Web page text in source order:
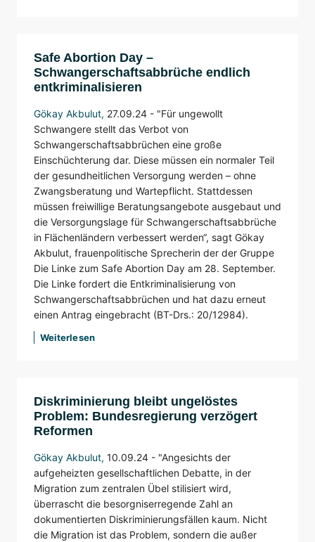
Safe Abortion Day –
Schwangerschaftsabbrüche endlich
entkriminalisieren
Gökay Akbulut, 27.09.24 - "Für ungewollt
Schwangere stellt das Verbot von
Schwangerschaftsabbrüchen eine große
Einschüchterung dar. Diese müssen ein normaler Teil
der gesundheitlichen Versorgung werden – ohne
Zwangsberatung und Wartepflicht. Stattdessen
müssen freiwillige Beratungsangebote ausgebaut und
die Versorgungslage für Schwangerschaftsabbrüche
in Flächenländern verbessert werden“, sagt Gökay
Akbulut, frauenpolitische Sprecherin der der Gruppe
Die Linke zum Safe Abortion Day am 28. September.
Die Linke fordert die Entkriminalisierung von
Schwangerschaftsabbrüchen und hat dazu erneut
einen Antrag eingebracht (BT-Drs.: 20/12984).
Weiterlesen
Diskriminierung bleibt ungelöstes
Problem: Bundesregierung verzögert
Reformen
Gökay Akbulut, 10.09.24 - "Angesichts der
aufgeheizten gesellschaftlichen Debatte, in der
Migration zum zentralen Übel stilisiert wird,
überrascht die besorgniserregende Zahl an
dokumentierten Diskriminierungsfällen kaum. Nicht
die Migration ist das Problem, sondern die außer